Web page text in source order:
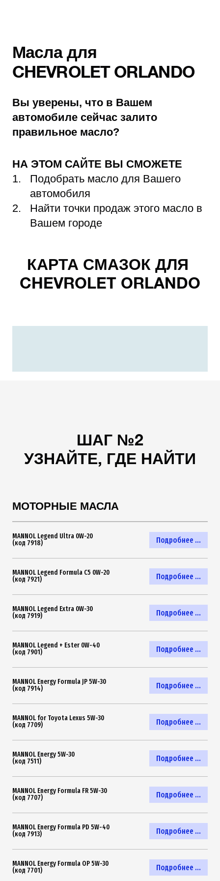
Масла для
CHEVROLET ORLANDO
Вы уверены, что в Вашем
автомобиле сейчас залито
правильное масло?
НА ЭТОМ САЙТЕ ВЫ СМОЖЕТЕ
Подобрать масло для Вашего
автомобиля
Найти точки продаж этого масло в
Вашем городе
КАРТА СМАЗОК ДЛЯ
CHEVROLET ORLANDO
ШАГ №2
УЗНАЙТЕ, ГДЕ НАЙТИ
МОТОРНЫЕ МАСЛА
Подробнее ...
MANNOL Legend Ultra 0W-20
(код 7918)
Подробнее ...
MANNOL Legend Formula C5 0W-20
(код 7921)
Подробнее ...
MANNOL Legend Extra 0W-30
(код 7919)
Подробнее ...
MANNOL Legend + Ester 0W-40
(код 7901)
Подробнее ...
MANNOL Energy Formula JP 5W-30
(код 7914)
Подробнее ...
MANNOL for Toyota Lexus 5W-30
(код 7709)
Подробнее ...
MANNOL Energy 5W-30
(код 7511)
Подробнее ...
MANNOL Energy Formula FR 5W-30
(код 7707)
Подробнее ...
MANNOL Energy Formula PD 5W-40
(код 7913)
Подробнее ...
MANNOL Energy Formula OP 5W-30
(код 7701)